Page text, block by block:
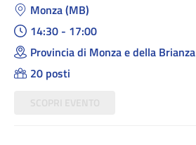
Monza (MB)
14:30 - 17:00
Provincia di Monza e della Brianza
20 posti